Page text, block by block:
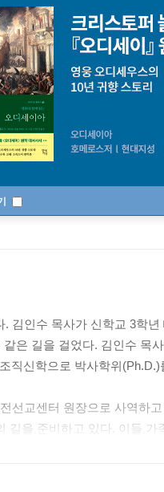
김인수 목사가 신학교 3학
은 길을 걸었다. 김인수 목
직신학으로 박사학위(Ph.D.)
선교센터 원장으로 사역하
을 준비하고 있다. 이들 가
가지고 전 세계를 다니며 생